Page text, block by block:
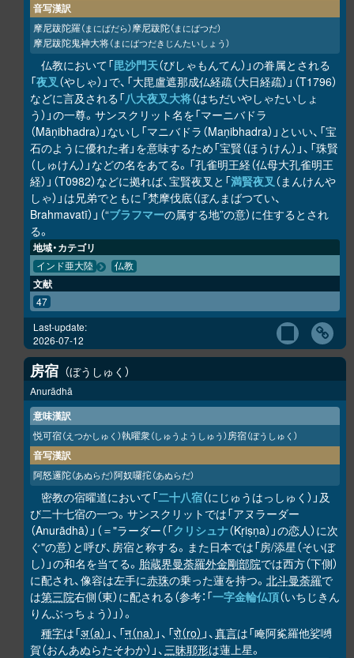
音写漢訳
摩尼跋陀羅（まにばだら）摩尼跋陀（まにばつだ）
摩尼跋陀鬼神大将（まにばつだきじんたいしょう）
仏教において「毘沙門天（びしゃもんてん）」の眷属とされる
「夜叉（やしゃ）」で、「大毘盧遮那成仏経疏（大日経疏）」（T1796）
などに言及される「八大夜叉大将（はちだいやしゃたいしょ
う）」の一尊。サンスクリット名を「マーニバドラ
（Māṇibhadra）」ないし「マニバドラ（Maṇibhadra）」といい、「宝
石のように優れた者」を意味するため「宝賢（ほうけん）」、「珠賢
（しゅけん）」などの名をあてる。「孔雀明王経（仏母大孔雀明王
経）」（T0982）などに拠れば、宝賢夜叉と「満賢夜叉（まんけんや
しゃ）」は兄弟でともに「梵摩伐底（ぼんまばつてい、
Brahmavatī）」（“ブラフマーの属する地”の意）に住するとされ
る。
地域・カテゴリ
インド亜大陸 仏教
文献
47
Last-update:
2026-07-12
房宿 ぼうしゅく
Anurādhā
意味漢訳
悦可宿（えつかしゅく）執曜衆（しゅうようしゅう）房宿（ぼうしゅく）
音写漢訳
阿怒邏陀（あぬらだ）阿奴囉拕（あぬらだ）
密教の宿曜道において「二十八宿（にじゅうはっしゅく）」及
び二十七宿の一つ。サンスクリットでは「アヌラーダー
（Anurādhā）」（＝"ラーダー（「クリシュナ（Kṛiṣṇa）」の恋人）に次
ぐ"の意）と呼び、房宿と称する。また日本では「房/添星（そいぼ
し）」の和名を当てる。 胎蔵界曼荼羅外金剛部院では西方（下側）
に配され、像容は左手に赤珠の乗った蓮を持つ。 北斗曼荼羅で
は第三院右側（東）に配される（参考：「一字金輪仏頂（いちじきん
りんぶっちょう）」）。
種字は「अ（a） 」、「न（na） 」、「रो（ro） 」、真言は「唵阿㝹羅他娑嚩
賀（おんあぬらたそわか）」、三昧耶形は蓮上星。